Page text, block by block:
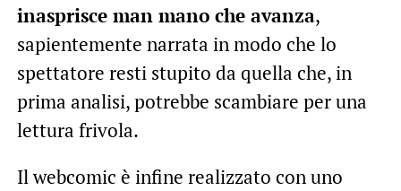
inasprisce man mano che avanza,
sapientemente narrata in modo che lo
spettatore resti stupito da quella che, in
prima analisi, potrebbe scambiare per una
lettura frivola.
Il webcomic è infine realizzato con uno